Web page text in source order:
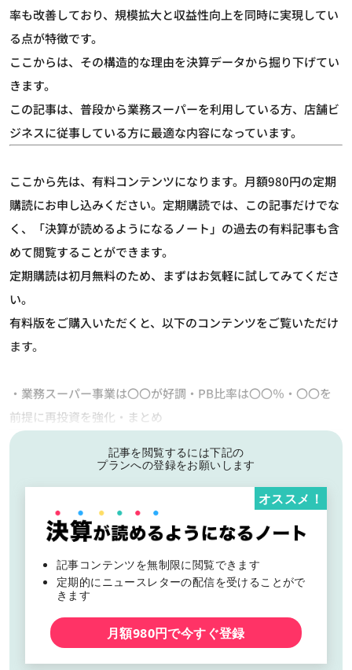
率も改善しており、規模拡大と収益性向上を同時に実現してい
る点が特徴です。
ここからは、その構造的な理由を決算データから掘り下げてい
きます。
この記事は、普段から業務スーパーを利用している方、店舗ビ
ジネスに従事している方に最適な内容になっています。
ここから先は、有料コンテンツになります。月額980円の定期
購読にお申し込みください。定期購読では、この記事だけでな
く、「決算が読めるようになるノート」の過去の有料記事も含
めて閲覧することができます。
定期購読は初月無料のため、まずはお気軽に試してみてくださ
い。
有料版をご購入いただくと、以下のコンテンツをご覧いただけ
ます。
・業務スーパー事業は〇〇が好調・PB比率は〇〇％・〇〇を
前提に再投資を強化・まとめ
記事を閲覧するには下記の
プランへの登録をお願いします
記事コンテンツを無制限に閲覧できます
定期的にニュースレターの配信を受けることがで
きます
オススメ！
月額980円で今すぐ登録